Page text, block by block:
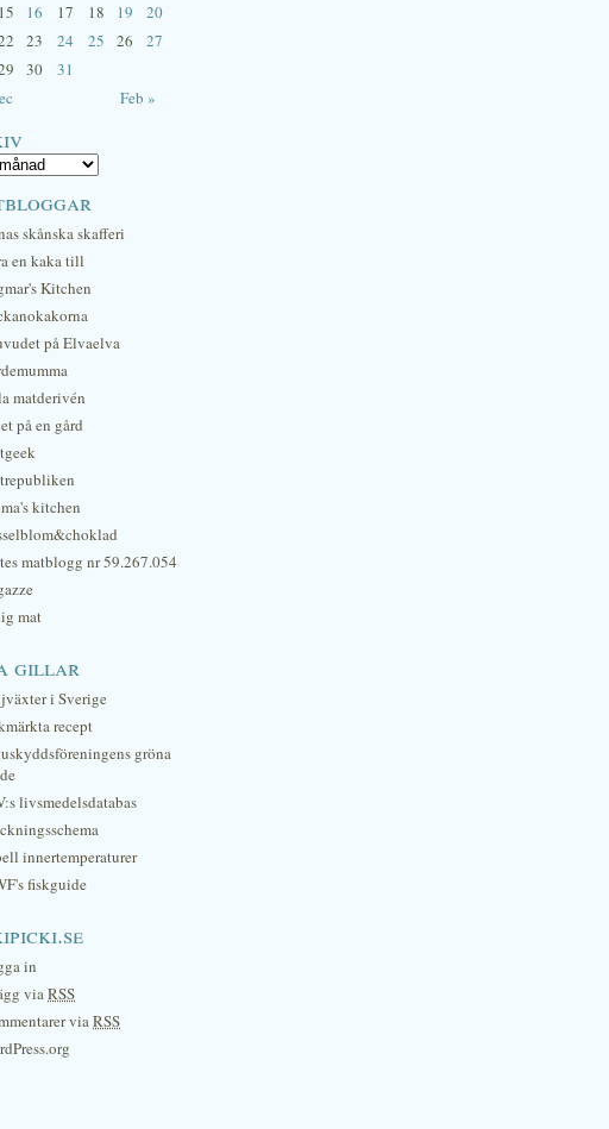
Feb »
15 16 17 18 19
20
23 24 25 26
27
30 31
skånska skafferi
en kaka till
Kitchen
på Elvaelva
matderivén
på en gård
kitchen
matblogg nr 59.267.054
mat
gillar
i Sverige
recept
gröna
livsmedelsdatabas
innertemperaturer
fiskguide
in
viaRSS
viaRSS